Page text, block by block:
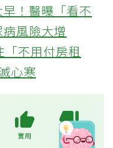
！醫曝「看不
風險大增
不用付房租
心寒
實用 不實用